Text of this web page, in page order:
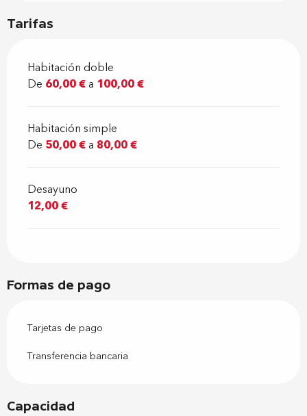
Tarifas
Habitación doble
De 60,00 €a 100,00 €
Habitación simple
De 50,00 €a 80,00 €
Desayuno
12,00 €
Formas de pago
Tarjetas de pago
Transferencia bancaria
Capacidad